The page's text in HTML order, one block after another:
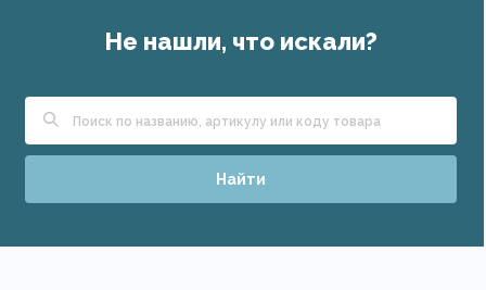
Не нашли, что искали?
Найти